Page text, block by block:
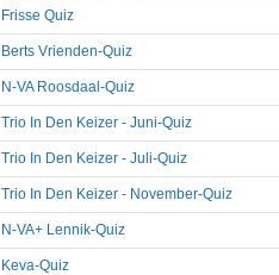
Frisse Quiz
Berts Vrienden-Quiz
N-VA Roosdaal-Quiz
Trio In Den Keizer - Juni-Quiz
Trio In Den Keizer - Juli-Quiz
Trio In Den Keizer - November-Quiz
N-VA+ Lennik-Quiz
Keva-Quiz